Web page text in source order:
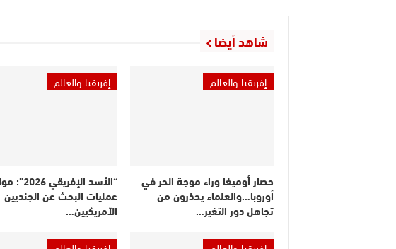
شاهد أيضا
إفريقيا والعالم
حصار أوميغا وراء موجة الحر في
أوروبا…والعلماء يحذرون من
تجاهل دور التغير…
إفريقيا والعالم
“الأسد
عمليات البحث عن الجنديين
الأمريكيين…